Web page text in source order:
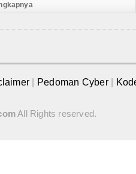
Pedoman Cyber
All Rights reserved.